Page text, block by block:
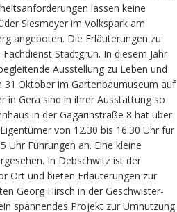
lassen keine
Siesmeyer im Volkspark am
angeboten. Die Erläuterungen zu
Stadtgrün. In diesem Jahr
Ausstellung zu Leben und
im Gartenbaumuseum auf
in Gera sind in ihrer Ausstattung so
in der Gagarinstraße 8 hat über
von 12.30 bis 16.30 Uhr für
Uhr Führungen an. Eine kleine
In Debschwitz ist der
Ort und bieten Erläuterungen zur
Georg Hirsch in der Geschwister-
spannendes Projekt zur Umnutzung.